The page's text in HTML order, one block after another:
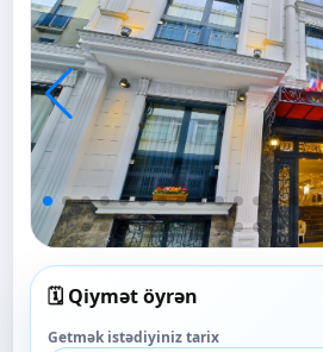
🗓️ Qiymət öyrən
Getmək istədiyiniz tarix